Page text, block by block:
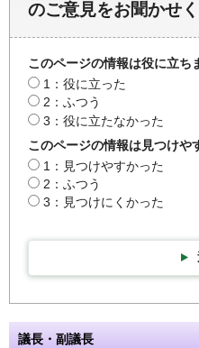
のご意見をお聞かせ
このページの情報は役に立ち
1：役に立った
2：ふつう
3：役に立たなかった
このページの情報は見つけや
1：見つけやすかった
2：ふつう
3：見つけにくかった
議長・副議長